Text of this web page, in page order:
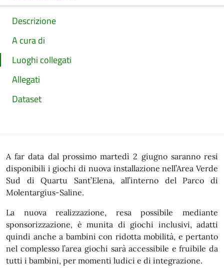
Descrizione
A cura di
Luoghi collegati
Allegati
Dataset
A far data dal prossimo martedì 2 giugno saranno resi
disponibili i giochi di nuova installazione nell’Area Verde
Sud di Quartu Sant’Elena, all’interno del Parco di
Molentargius-Saline.
La nuova realizzazione, resa possibile mediante
sponsorizzazione, è munita di giochi inclusivi, adatti
quindi anche a bambini con ridotta mobilità, e pertanto
nel complesso l’area giochi sarà accessibile e fruibile da
tutti i bambini, per momenti ludici e di integrazione.